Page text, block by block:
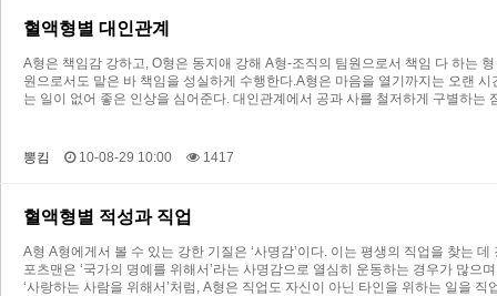
혈액형별 대인관계
A형은 책임감 강하고, O형은 동지애 강해 A형-조직의 팀원으로서 책임 다 하는
원으로서도 맡은 바 책임을 성실하게 수행한다.A형은 마음을 열기까지는 오랜
는 일이 없어 좋은 인상을 심어준다. 대인관계에서 공과 사를 철저하게 구별하는
뽕킴 10-08-29 10:00 1417
혈액형별 적성과 직업
A형 A형에게서 볼 수 있는 강한 기질은 ‘사명감’이다. 이는 평생의 직업을 찾는
포츠맨은 ‘국가의 명예를 위해서’라는 사명감으로 열심히 운동하는 경우가 많으
‘사랑하는 사람을 위해서’처럼, A형은 직업도 자신이 아닌 타인을 위하는 일을